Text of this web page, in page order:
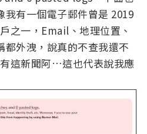
我有一個電子郵件曾是 2019
之一，Email、地理位置、
都外洩，說真的不查我還不
這新聞阿…這也代表說我應